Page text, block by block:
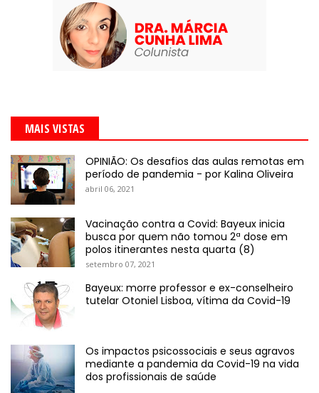
MAIS VISTAS
OPINIÃO: Os desafios das aulas remotas em
período de pandemia - por Kalina Oliveira
abril 06, 2021
Vacinação contra a Covid: Bayeux inicia
busca por quem não tomou 2ª dose em
polos itinerantes nesta quarta (8)
setembro 07, 2021
Bayeux: morre professor e ex-conselheiro
tutelar Otoniel Lisboa, vítima da Covid-19
Os impactos psicossociais e seus agravos
mediante a pandemia da Covid-19 na vida
dos profissionais de saúde